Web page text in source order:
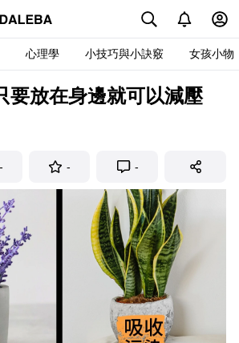
心理學 小技巧與小訣竅 女孩小物
要放在身邊就可以減壓
- - -